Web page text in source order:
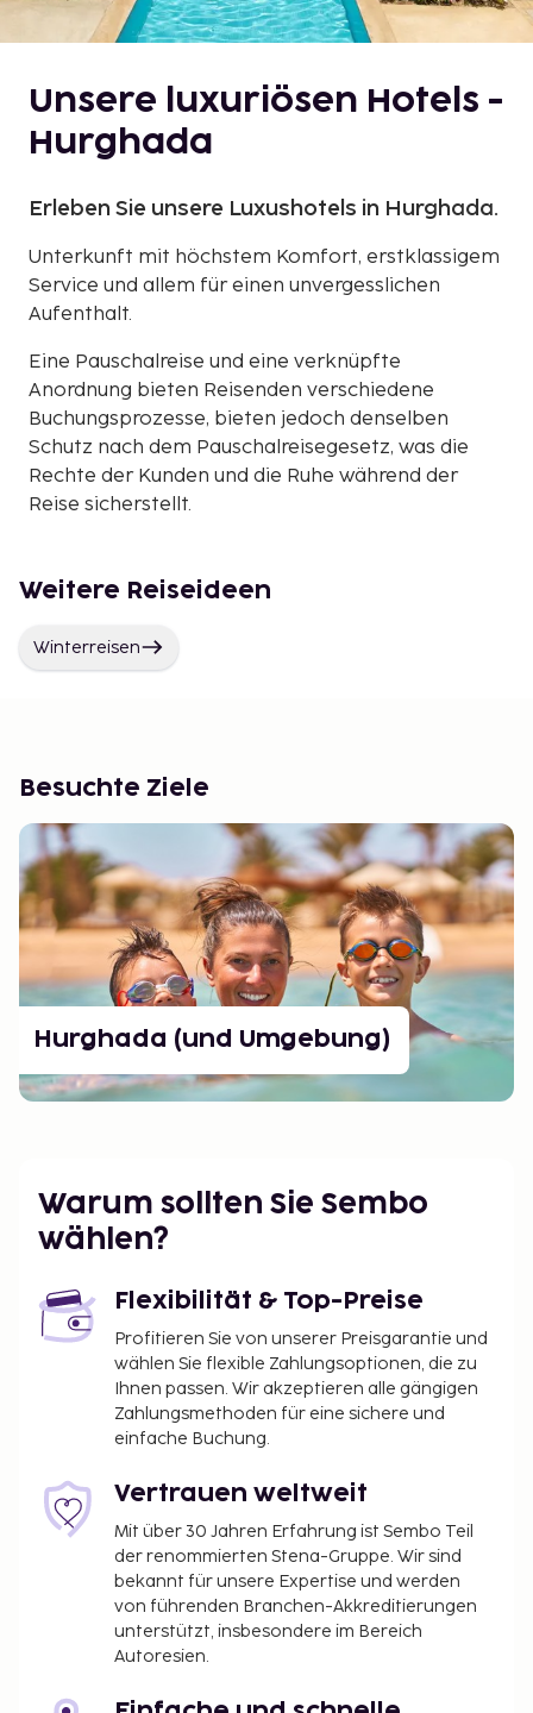
Unsere luxuriösen Hotels -
Hurghada
Erleben Sie unsere Luxushotels in Hurghada.
Unterkunft mit höchstem Komfort, erstklassigem
Service und allem für einen unvergesslichen
Aufenthalt.
Eine Pauschalreise und eine verknüpfte
Anordnung bieten Reisenden verschiedene
Buchungsprozesse, bieten jedoch denselben
Schutz nach dem Pauschalreisegesetz, was die
Rechte der Kunden und die Ruhe während der
Reise sicherstellt.
Weitere Reiseideen
Winterreisen
Besuchte Ziele
Hurghada (und Umgebung)
Warum sollten Sie Sembo
wählen?
Flexibilität & Top-Preise
Profitieren Sie von unserer Preisgarantie und
wählen Sie flexible Zahlungsoptionen, die zu
Ihnen passen. Wir akzeptieren alle gängigen
Zahlungsmethoden für eine sichere und
einfache Buchung.
Vertrauen weltweit
Mit über 30 Jahren Erfahrung ist Sembo Teil
der renommierten Stena-Gruppe. Wir sind
bekannt für unsere Expertise und werden
von führenden Branchen-Akkreditierungen
unterstützt, insbesondere im Bereich
Autoresien.